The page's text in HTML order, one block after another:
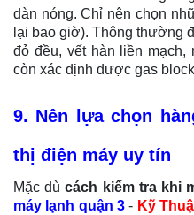
dàn nóng. Chỉ nên chọn
lại bao giờ). Thông thường
đỏ đều, vết hàn liền mạch,
còn xác định được gas
9. Nên lựa chọn
thị điện máy uy tín
Mặc dùcách kiểm tra khi
máy lạnh quận 3- Kỹ